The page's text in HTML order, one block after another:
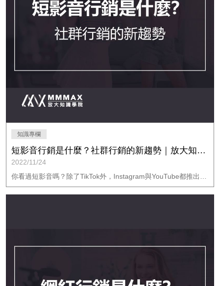
知識專欄
短影音行銷是什麼？社群行銷的新趨勢｜放大知識學院
2022/11/24